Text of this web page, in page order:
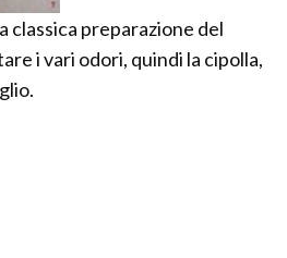
classica preparazione del
i vari odori, quindi la cipolla,